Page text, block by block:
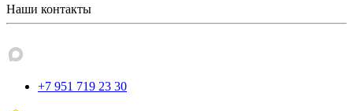
Наши контакты
+7 951 719 23 30